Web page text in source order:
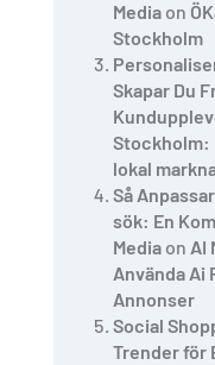
Media on
Stockholm
Skapar Du
Stockholm:
lokal
Så
sök: En
Media on AI
Använda Ai
Annonser
Social
Trender för